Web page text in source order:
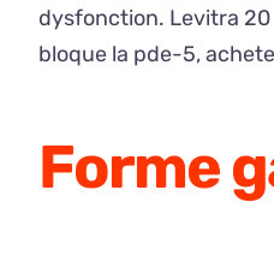
dysfonction. Levitra 20
bloque la pde-5,
Forme